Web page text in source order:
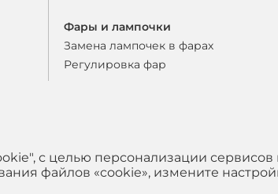
Фары и лампочки
Замена лампочек в фарах
Регулировка фар
с целью персонализации
файлов «cookie», измените